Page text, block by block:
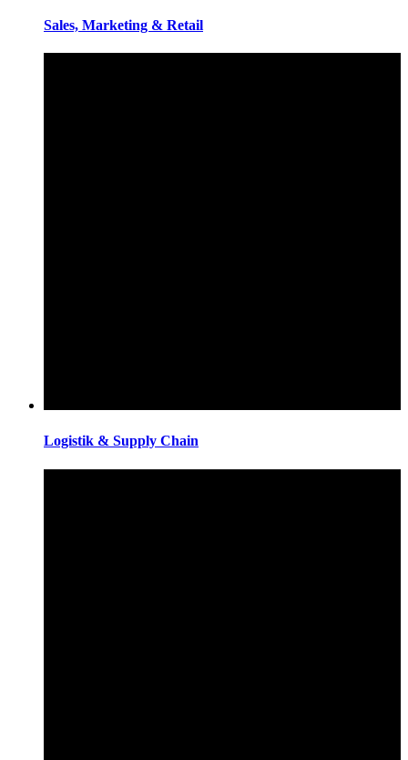
Sales, Marketing & Retail
Logistik & Supply Chain